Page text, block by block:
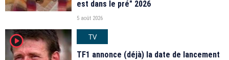
est dans le pré" 2026
5 août 2026
player2
TV
TF1 annonce (déjà) la date de lancement